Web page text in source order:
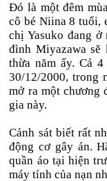
Đó là một đêm
cô bé Niina 8 tuổi,
chị Yasuko đang
đình Miyazawa
thừa năm ấy. Cả
30/12/2000, trong
mở ra một chương
gia này.
Cảnh sát biết rất
động cơ gây án.
quần áo tại hiện
máy tính của nạn